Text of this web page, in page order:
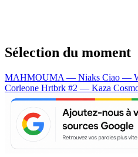
Sélection du moment
MAHMOUMA — Niaks Ciao —
Corleone Hrtbrk #2 — Kaza